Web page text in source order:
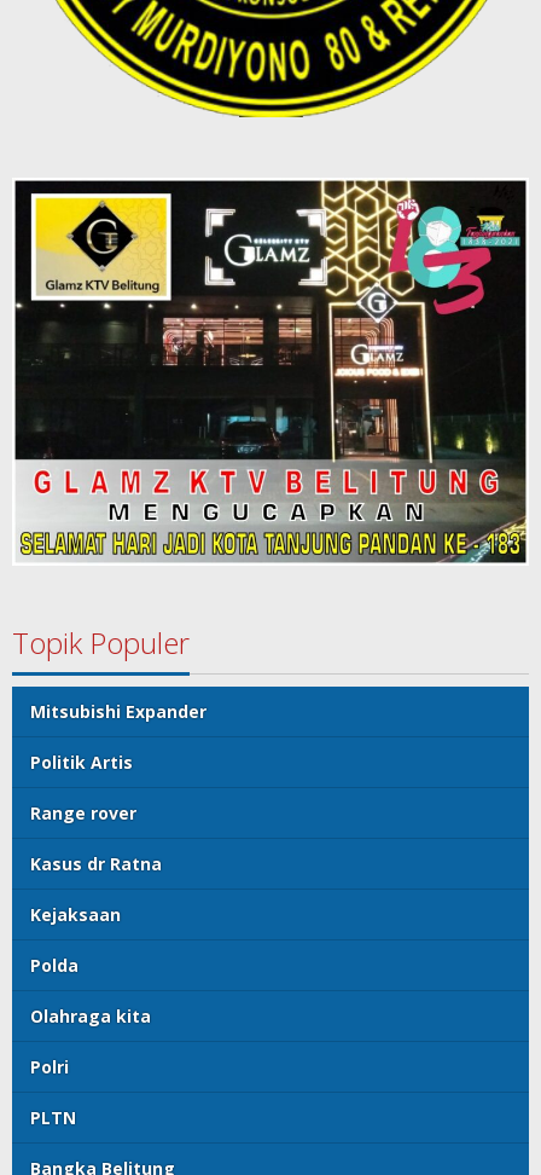
Topik Populer
Mitsubishi Expander
Politik Artis
Range rover
Kasus dr Ratna
Kejaksaan
Polda
Olahraga kita
Polri
PLTN
Bangka Belitung